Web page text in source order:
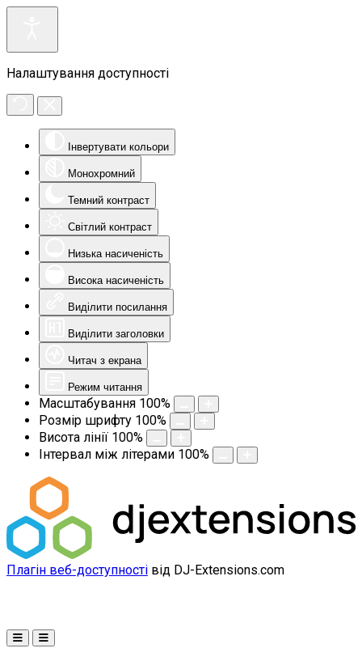
Налаштування доступності
Інвертувати кольори
Монохромний
Темний контраст
Світлий контраст
Низька насиченість
Висока насиченість
Виділити посилання
Виділити заголовки
Читач з екрана
Режим читання
Масштабування 100%
Розмір шрифту 100%
Висота лінії 100%
Інтервал між літерами 100%
Плагін веб-доступності від DJ-Extensions.com